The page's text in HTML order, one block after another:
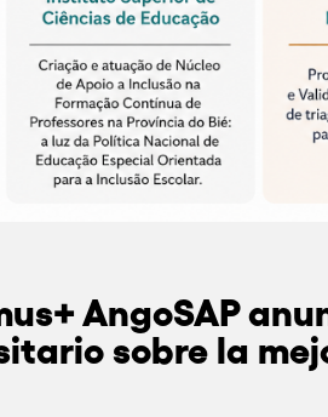
AngoSAP
sobre la